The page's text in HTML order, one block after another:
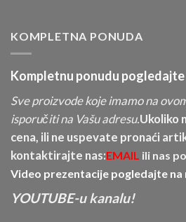
KOMPLETNA PONUDA
Kompletnu ponudu pogledajte
Sve proizvode koje imamo na
isporučiti na Vašu adresu.Ukoliko
cena, ili ne uspevate pronaći
kontaktirajte nas:EMAIL ili nas
Video prezentacije pogledajte na
YOUTUBE-u kanalu!